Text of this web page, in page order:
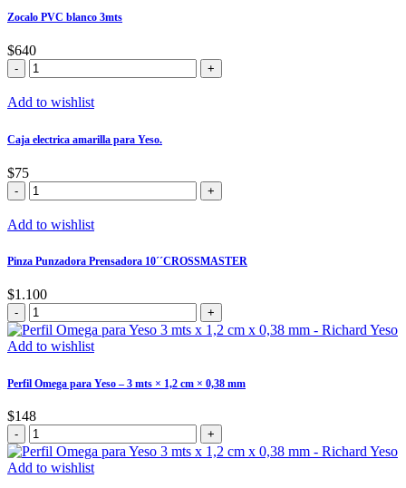
cantidad
Zocalo PVC blanco 3mts
$640
Zocalo
PVC
blanco
Add to wishlist
Caja electrica amarilla para Yeso.
$75
Caja
electrica
amarilla
Yeso.
cantidad
Add to wishlist
Pinza Punzadora Prensadora 10´´CROSSMASTER
$1.100
Pinza
Punzadora
Prensadora
cantidad
Add to wishlist
Perfil Omega para Yeso – 3 mts × 1,2 cm × 0,38 mm
$148
Perfil
Omega
para
Add to wishlist